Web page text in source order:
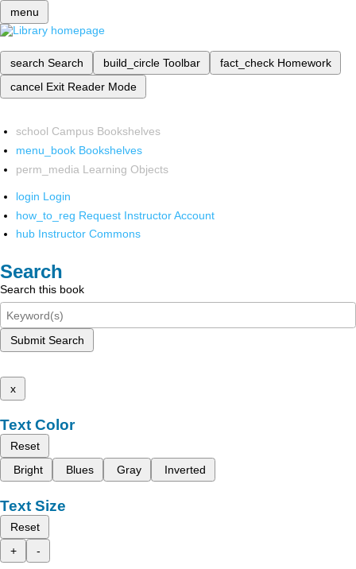
menu
search Search build_circle Toolbar fact_check Homework
cancel Exit Reader Mode
school Campus Bookshelves
menu_book Bookshelves
perm_media Learning Objects
login Login
how_to_reg Request Instructor Account
hub Instructor Commons
Search
Search this book
Submit Search
x
Text Color
Reset
Bright
Blues Gray Inverted
Text Size
Reset
+
-